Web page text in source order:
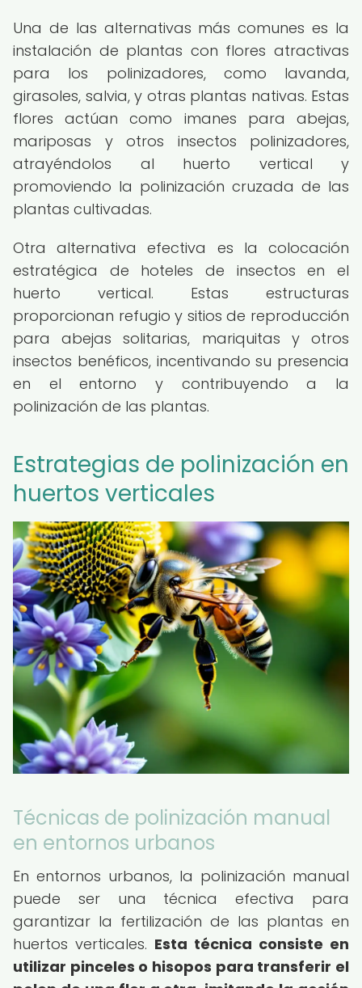
Una de las alternativas más comunes es la
instalación de plantas con flores atractivas
para los polinizadores, como lavanda,
girasoles, salvia, y otras plantas nativas. Estas
flores actúan como imanes para abejas,
mariposas y otros insectos polinizadores,
atrayéndolos al huerto vertical y
promoviendo la polinización cruzada de las
plantas cultivadas.
Otra alternativa efectiva es la colocación
estratégica de hoteles de insectos en el
huerto vertical. Estas estructuras
proporcionan refugio y sitios de reproducción
para abejas solitarias, mariquitas y otros
insectos benéficos, incentivando su presencia
en el entorno y contribuyendo a la
polinización de las plantas.
Estrategias de polinización en
huertos verticales
Técnicas de polinización manual
en entornos urbanos
En entornos urbanos, la polinización manual
puede ser una técnica efectiva para
garantizar la fertilización de las plantas en
huertos verticales. Esta técnica consiste en
utilizar pinceles o hisopos para transferir el